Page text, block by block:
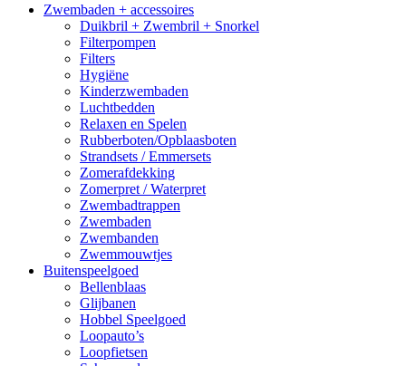
Zwembaden + accessoires
Duikbril + Zwembril + Snorkel
Filterpompen
Filters
Hygiëne
Kinderzwembaden
Luchtbedden
Relaxen en Spelen
Rubberboten/Opblaasboten
Strandsets / Emmersets
Zomerafdekking
Zomerpret / Waterpret
Zwembadtrappen
Zwembaden
Zwembanden
Zwemmouwtjes
Buitenspeelgoed
Bellenblaas
Glijbanen
Hobbel Speelgoed
Loopauto’s
Loopfietsen